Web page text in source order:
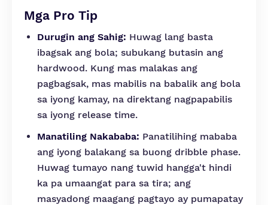
Mga Pro Tip
Durugin ang Sahig: Huwag lang basta
ibagsak ang bola; subukang butasin ang
hardwood. Kung mas malakas ang
pagbagsak, mas mabilis na babalik ang bola
sa iyong kamay, na direktang nagpapabilis
sa iyong release time.
Manatiling Nakababa: Panatilihing mababa
ang iyong balakang sa buong dribble phase.
Huwag tumayo nang tuwid hangga't hindi
ka pa umaangat para sa tira; ang
masyadong maagang pagtayo ay pumapatay